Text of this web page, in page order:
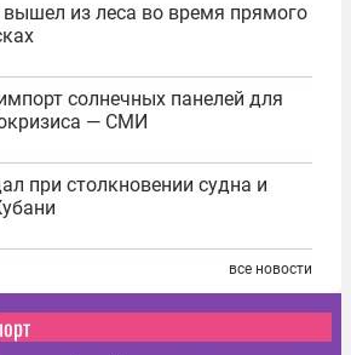
из леса во время прямого
солнечных панелей для
— СМИ
при столкновении судна и
все новости